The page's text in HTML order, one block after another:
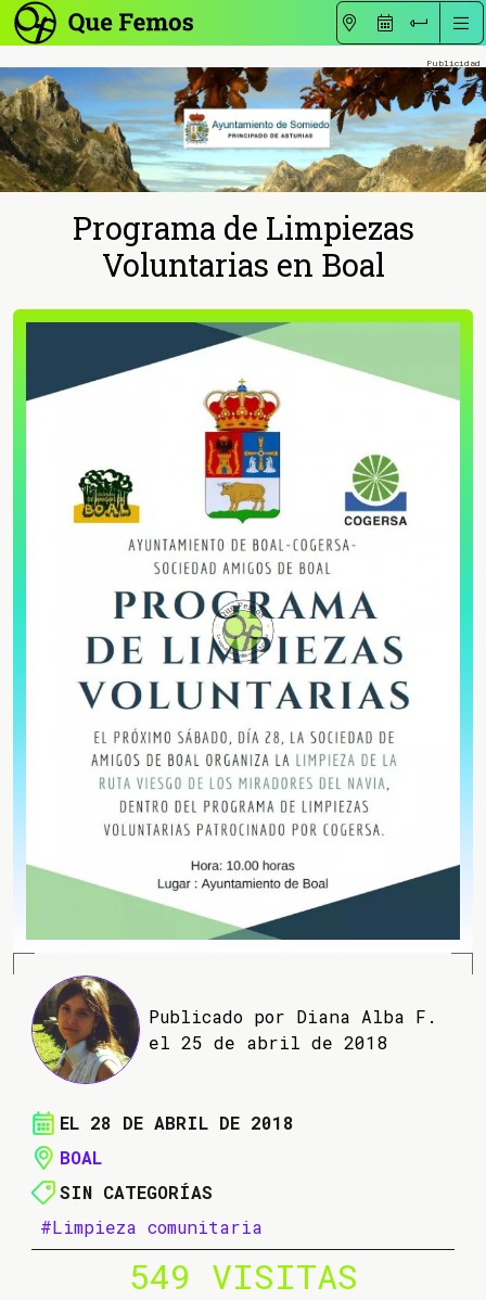
Programa de Limpiezas
Voluntarias en Boal
Publicado por Diana Alba F.
el 25 de abril de 2018
EL 28 DE ABRIL DE 2018
BOAL
SIN CATEGORÍAS
#Limpieza comunitaria
549 VISITAS